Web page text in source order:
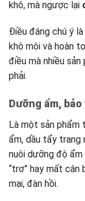
khô, mà ngược lại
Điều đáng chú ý
khô môi và hoàn
điều mà nhiều
phải.
Dưỡng ẩm,
Là một sản
ẩm, dầu tẩy trang
nuôi dưỡng độ
“trơ” hay mất cân
mại, đàn hồi.